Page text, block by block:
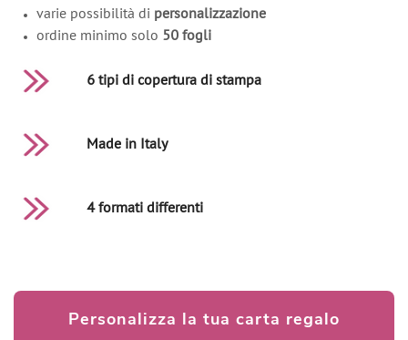
varie possibilità di personalizzazione
ordine minimo solo 50 fogli
6 tipi di copertura di stampa
Made in Italy
4 formati differenti
Personalizza la tua carta regalo